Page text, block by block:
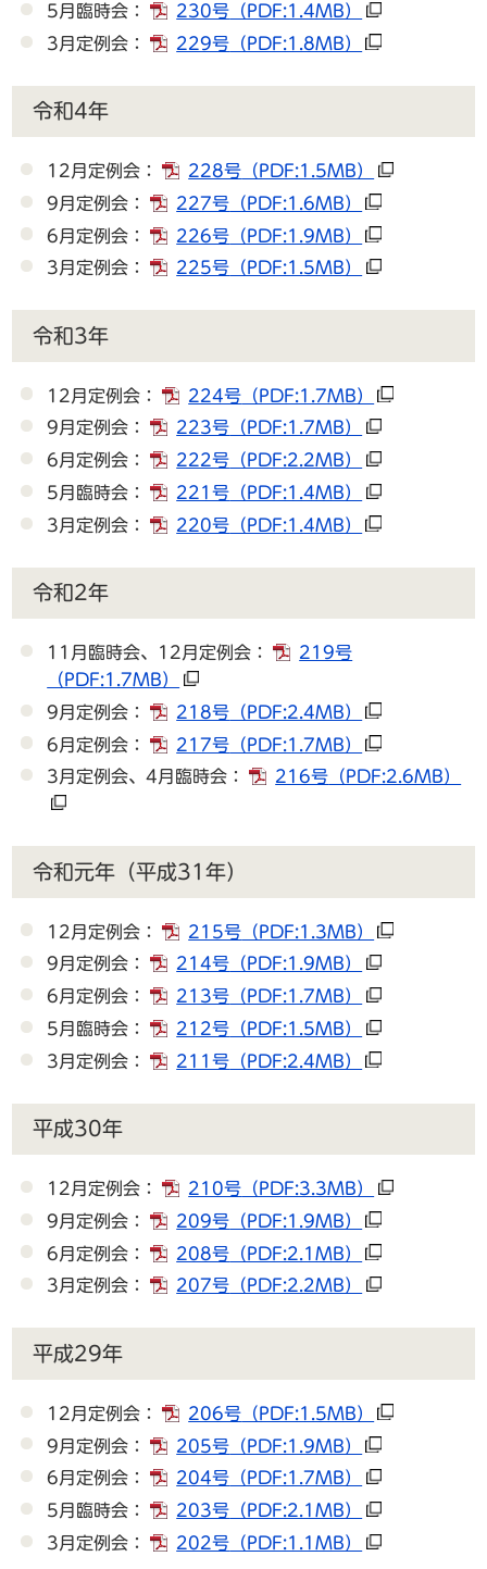
5月臨時会：
230号 （PDF:1.4MB）
3月定例会：
229号 （PDF:1.8MB）
令和4年
12月定例会： 228号 （PDF:1.5MB）
9月定例会：
227号 （PDF:1.6MB）
6月定例会：
226号 （PDF:1.9MB）
3月定例会：
225号 （PDF:1.5MB）
令和3年
12月定例会： 224号 （PDF:1.7MB）
9月定例会：
223号 （PDF:1.7MB）
6月定例会：
222号 （PDF:2.2MB）
5月臨時会：
221号 （PDF:1.4MB）
3月定例会：
220号 （PDF:1.4MB）
令和2年
11月臨時会、12月定例会：
219号
（PDF:1.7MB）
9月定例会：
218号 （PDF:2.4MB）
6月定例会：
217号 （PDF:1.7MB）
3月定例会、4月臨時会：
216号 （PDF:2.6MB）
令和元年（平成31年）
12月定例会： 215号 （PDF:1.3MB）
9月定例会：
214号 （PDF:1.9MB）
6月定例会：
213号 （PDF:1.7MB）
5月臨時会：
212号 （PDF:1.5MB）
3月定例会：
211号 （PDF:2.4MB）
平成30年
12月定例会： 210号 （PDF:3.3MB）
9月定例会：
209号 （PDF:1.9MB）
6月定例会：
208号 （PDF:2.1MB）
3月定例会：
207号 （PDF:2.2MB）
平成29年
12月定例会： 206号 （PDF:1.5MB）
9月定例会：
205号 （PDF:1.9MB）
6月定例会：
204号 （PDF:1.7MB）
5月臨時会：
203号 （PDF:2.1MB）
3月定例会：
202号 （PDF:1.1MB）